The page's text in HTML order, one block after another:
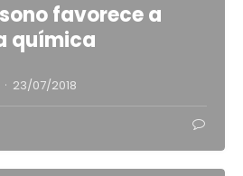
favorece a
química
· 23/07/2018